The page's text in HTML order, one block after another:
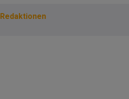
Redaktionen